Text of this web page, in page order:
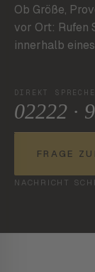
Ob Größe,
vor Ort: Rufen
innerhalb
DIREKT
02222 ·
FRAGE
NACHRICHT